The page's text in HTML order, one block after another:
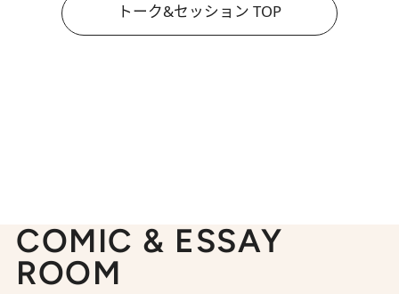
トーク&セッション TOP
COMIC & ESSAY
ROOM